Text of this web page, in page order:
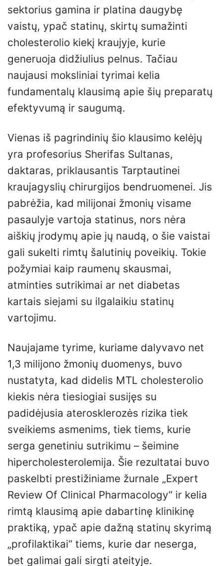
sektorius gamina ir platina daugybę
vaistų, ypač statinų, skirtų sumažinti
cholesterolio kiekį kraujyje, kurie
generuoja didžiulius pelnus. Tačiau
naujausi moksliniai tyrimai kelia
fundamentalų klausimą apie šių preparatų
efektyvumą ir saugumą.
Vienas iš pagrindinių šio klausimo kelėjų
yra profesorius Sherifas Sultanas,
daktaras, priklausantis Tarptautinei
kraujagyslių chirurgijos bendruomenei. Jis
pabrėžia, kad milijonai žmonių visame
pasaulyje vartoja statinus, nors nėra
aiškių įrodymų apie jų naudą, o šie vaistai
gali sukelti rimtų šalutinių poveikių. Tokie
požymiai kaip raumenų skausmai,
atminties sutrikimai ar net diabetas
kartais siejami su ilgalaikiu statinų
vartojimu.
Naujajame tyrime, kuriame dalyvavo net
1,3 milijono žmonių duomenys, buvo
nustatyta, kad didelis MTL cholesterolio
kiekis nėra tiesiogiai susijęs su
padidėjusia aterosklerozės rizika tiek
sveikiems asmenims, tiek tiems, kurie
serga genetiniu sutrikimu – šeimine
hipercholesterolemija. Šie rezultatai buvo
paskelbti prestižiniame žurnale „Expert
Review Of Clinical Pharmacology“ ir kelia
rimtą klausimą apie dabartinę klinikinę
praktiką, ypač apie dažną statinų skyrimą
„profilaktikai“ tiems, kurie dar neserga,
bet galimai gali sirgti ateityje.